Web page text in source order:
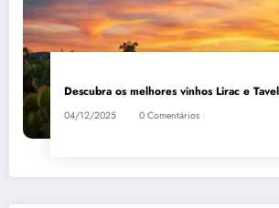
Descubra os melhores vinhos Lirac e
04/12/2025 0 Comentários